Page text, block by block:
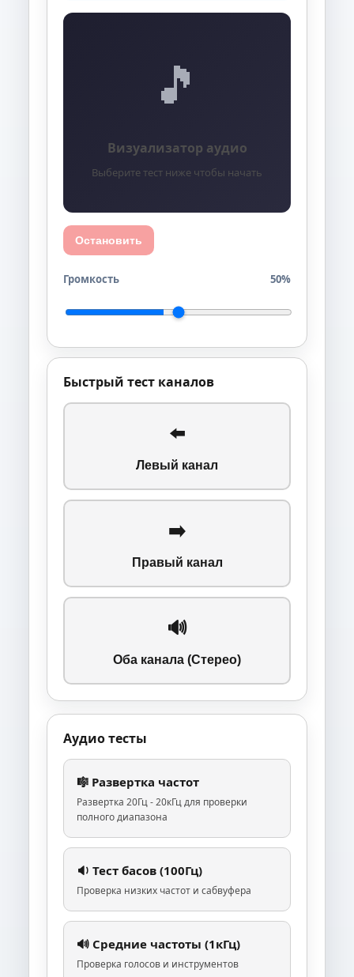
🎵
Визуализатор аудио
Выберите тест ниже чтобы начать
Остановить
Громкость 50%
Быстрый тест каналов
⬅️
Левый канал
➡️
Правый канал
🔊
Оба канала (Стерео)
Аудио тесты
🎼 Развертка частот
Развертка 20Гц - 20кГц для проверки
полного диапазона
🔉 Тест басов (100Гц)
Проверка низких частот и сабвуфера
🔊 Средние частоты (1кГц)
Проверка голосов и инструментов